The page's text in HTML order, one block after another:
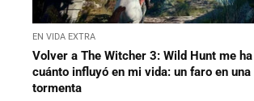
EN VIDA EXTRA
Volver a The Witcher 3: Wild Hunt me
cuánto influyó en mi vida: un faro en una
tormenta